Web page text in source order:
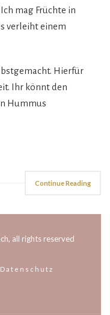
mag Früchte in
verleiht einem
Hierfür
Ihr könnt den
Hummus
Continue Reading
all rights reserved
Datenschutz